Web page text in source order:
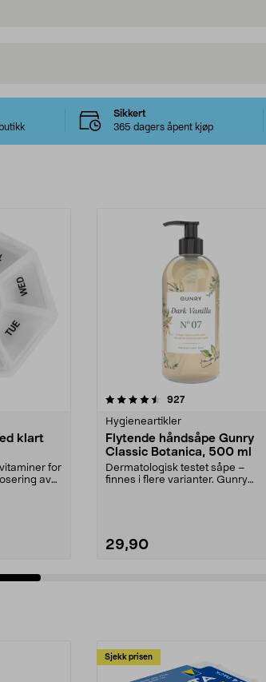
Sikkert
365 dagers åpent kjøp
klart
for
av
927anmeldelser
Hygieneartikler
Flytende håndsåpe Gunry
Classic Botanica, 500 ml
Dermatologisk testet såpe –
finnes i flere varianter. Gunry
29,90
4.5 av 5 stjerner
Sjekk prisen